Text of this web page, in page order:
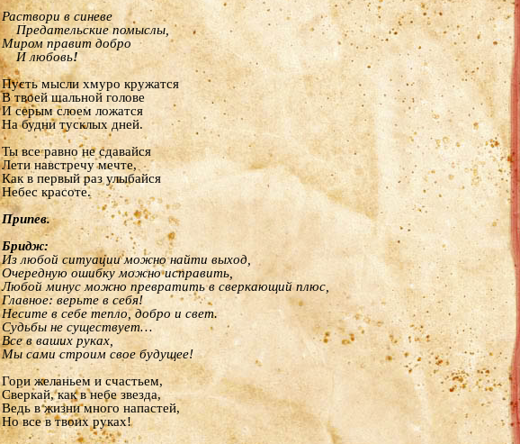
Раствори в синеве
Предательские помыслы,
Миром правит добро
И любовь!
Пусть мысли хмуро кружатся
В твоей шальной голове
И серым слоем ложатся
На будни тусклых дней.
Ты все равно не сдавайся
Лети навстречу мечте,
Как в первый раз улыбайся
Небес красоте.
Припев.
Бридж:
Из любой ситуации можно найти выход,
Очередную ошибку можно исправить,
Любой минус можно превратить в сверкающий плюс,
Главное: верьте в себя!
Несите в себе тепло, добро и свет.
Судьбы не существует…
Все в ваших руках,
Мы сами строим свое будущее!
Гори желаньем и счастьем,
Сверкай, как в небе звезда,
Ведь в жизни много напастей,
Но все в твоих руках!